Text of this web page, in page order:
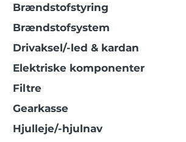
Brændstofstyring
Brændstofsystem
Drivaksel/-led & kardan
Elektriske komponenter
Filtre
Gearkasse
Hjulleje/-hjulnav